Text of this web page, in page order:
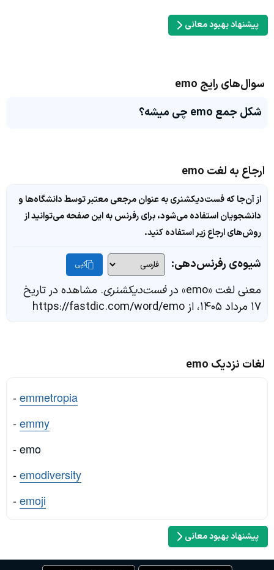
پیشنهاد بهبود معانی
سوال‌های رایج emo
شکل جمع emo چی میشه؟
ارجاع به لغت emo
از آن‌جا که فست‌دیکشنری به عنوان مرجعی معتبر توسط دانشگاه‌ها و
دانشجویان استفاده می‌شود، برای رفرنس به این صفحه می‌توانید از
روش‌های ارجاع زیر استفاده کنید.
شیوه‌ی رفرنس‌دهی: کپی
معنی لغت «emo» در فست‌دیکشنری. مشاهده در تاریخ
۱۷ مرداد ۱۴۰۵، از https://fastdic.com/word/emo
لغات نزدیک emo
-emmetropia
-emmy
- emo
-emodiversity
-emoji
پیشنهاد بهبود معانی